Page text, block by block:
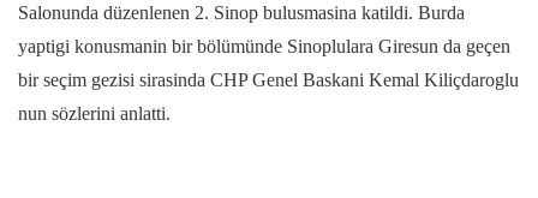
Salonunda düzenlenen 2. Sinop bulusmasina katildi. Burda
yaptigi konusmanin bir bölümünde Sinoplulara Giresun da geçen
bir seçim gezisi sirasinda CHP Genel Baskani Kemal Kiliçdaroglu
nun sözlerini anlatti.